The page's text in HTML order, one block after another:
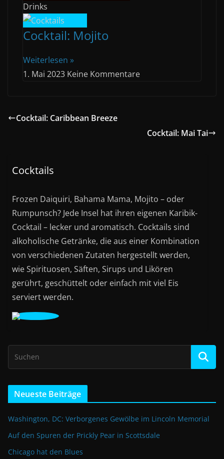
Drinks
Cocktail: Mojito
Weiterlesen »
1. Mai 2023 Keine Kommentare
Cocktail: Caribbean Breeze
Cocktail: Mai Tai
Cocktails
Frozen Daiquiri, Bahama Mama, Mojito – oder
Rumpunsch? Jede Insel hat ihren eigenen Karibik-
Cocktail – lecker und aromatisch. Cocktails sind
alkoholische Getränke, die aus einer Kombination
von verschiedenen Zutaten hergestellt werden,
wie Spirituosen, Säften, Sirups und Likören
gerührt, geschüttelt oder einfach mit viel Eis
serviert werden.
Neueste Beiträge
Washington, DC: Verborgenes Gewölbe im Lincoln Memorial
Auf den Spuren der Prickly Pear in Scottsdale
Chicago hat den Blues